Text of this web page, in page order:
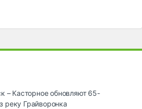
– Касторное обновляют 65-
реку Грайворонка